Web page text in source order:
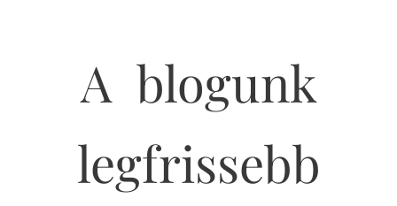
A blogunk
legfrissebb